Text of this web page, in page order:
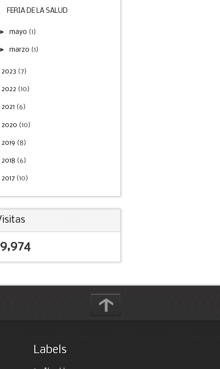
FERIA DE LA SALUD
mayo (1)
marzo (1)
2023 (7)
2022 (10)
2021 (6)
2020 (10)
2019 (8)
2018 (6)
2017 (10)
Labels